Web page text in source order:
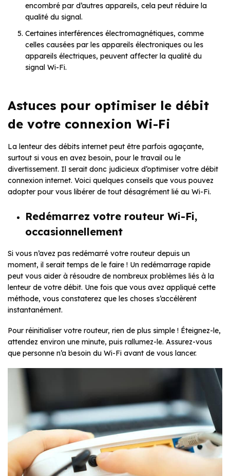
encombré par d’autres appareils, cela peut réduire la
qualité du signal.
Certaines interférences électromagnétiques, comme
celles causées par les appareils électroniques ou les
appareils électriques, peuvent affecter la qualité du
signal Wi-Fi.
Astuces pour optimiser le débit
de votre connexion Wi-Fi
La lenteur des débits internet peut être parfois agaçante,
surtout si vous en avez besoin, pour le travail ou le
divertissement. Il serait donc judicieux d’optimiser votre débit
connexion internet. Voici quelques conseils que vous pouvez
adopter pour vous libérer de tout désagrément lié au Wi-Fi.
Redémarrez votre routeur Wi-Fi,
occasionnellement
Si vous n’avez pas redémarré votre routeur depuis un
moment, il serait temps de le faire ! Un redémarrage rapide
peut vous aider à résoudre de nombreux problèmes liés à la
lenteur de votre débit. Une fois que vous avez appliqué cette
méthode, vous constaterez que les choses s’accélèrent
instantanément.
Pour réinitialiser votre routeur, rien de plus simple ! Éteignez-le,
attendez environ une minute, puis rallumez-le. Assurez-vous
que personne n’a besoin du Wi-Fi avant de vous lancer.